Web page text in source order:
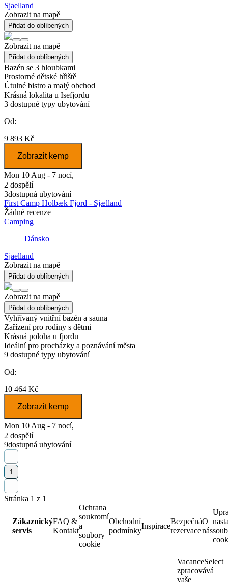
Sjaelland
Zobrazit na mapě
Přidat do oblíbených
Zobrazit na mapě
Přidat do oblíbených
Bazén se 3 hloubkami
Prostorné dětské hřiště
Útulné bistro a malý obchod
Krásná lokalita u Isefjordu
3 dostupné typy ubytování
Od:
9 893 Kč
Zobrazit kemp
Mon 10 Aug - 7 nocí,
2 dospělí
3dostupná ubytování
First Camp Holbæk Fjord - Sjælland
Žádné recenze
Camping
Dánsko
Sjaelland
Zobrazit na mapě
Přidat do oblíbených
Zobrazit na mapě
Přidat do oblíbených
Vyhřívaný vnitřní bazén a sauna
Zařízení pro rodiny s dětmi
Krásná poloha u fjordu
Ideální pro procházky a poznávání města
9 dostupné typy ubytování
Od:
10 464 Kč
Zobrazit kemp
Mon 10 Aug - 7 nocí,
2 dospělí
9dostupná ubytování
1
Stránka 1 z 1
Zákaznický
servis
FAQ &
Kontakt
Ochrana
soukromí
a
soubory
cookie
Obchodní
podmínky
Inspirace
Bezpečná
rezervace
O
nás
VacanceSelect
zpracovává
vaše